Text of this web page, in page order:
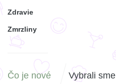
Zdravie
Zmrzliny
Čo je nové Vybrali sme